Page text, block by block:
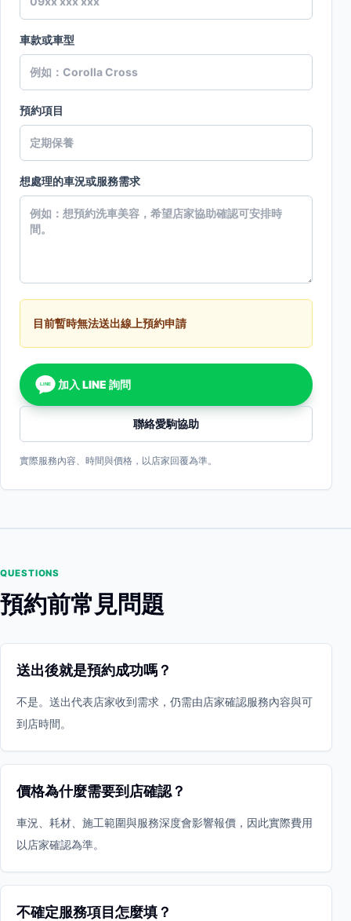
車款或車型
預約項目
想處理的車況或服務需求
目前暫時無法送出線上預約申請
LINE 加入 LINE 詢問
聯絡愛駒協助
實際服務內容、時間與價格，以店家回覆為準。
QUESTIONS
預約前常見問題
送出後就是預約成功嗎？
不是。送出代表店家收到需求，仍需由店家確認服務內容與可
到店時間。
價格為什麼需要到店確認？
車況、耗材、施工範圍與服務深度會影響報價，因此實際費用
以店家確認為準。
不確定服務項目怎麼填？